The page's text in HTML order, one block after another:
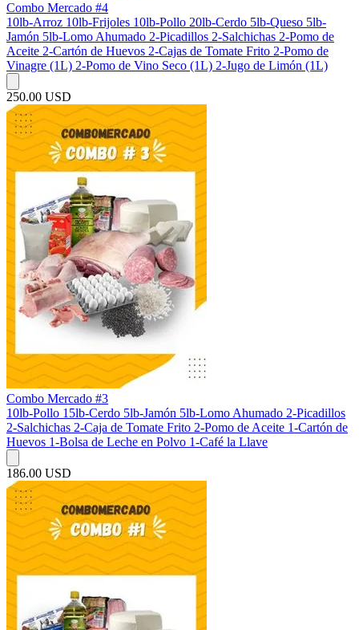
Combo Mercado #4
10lb-Arroz 10lb-Frijoles 10lb-Pollo 20lb-Cerdo 5lb-Queso 5lb-
Jamón 5lb-Lomo Ahumado 2-Picadillos 2-Salchichas 2-Pomo de
Aceite 2-Cartón de Huevos 2-Cajas de Tomate Frito 2-Pomo de
Vinagre (1L) 2-Pomo de Vino Seco (1L) 2-Jugo de Limón (1L)
250.00 USD
Combo Mercado #3
10lb-Pollo 15lb-Cerdo 5lb-Jamón 5lb-Lomo Ahumado 2-Picadillos
2-Salchichas 2-Caja de Tomate Frito 2-Pomo de Aceite 1-Cartón de
Huevos 1-Bolsa de Leche en Polvo 1-Café la Llave
186.00 USD